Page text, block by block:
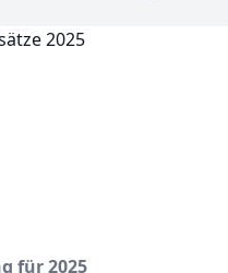
für 2025